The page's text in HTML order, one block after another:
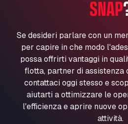
Anpol Sp. z o.o.
Ul. Torunska 147, 85884
Aqua Ariva GmbH
Marie-Curie-Straße 24, 68219
Aral Autohof Bockel
An der Autobahn 1, 27404
ARAL Autohof Bockenem
SNAP
Se desideri parlare con un
per capire in che modo
possa offrirti vantaggi in
flotta, partner di assistenza
contattaci oggi stesso e
aiutarti a ottimizzare le
l'efficienza e aprire nuove
attività.